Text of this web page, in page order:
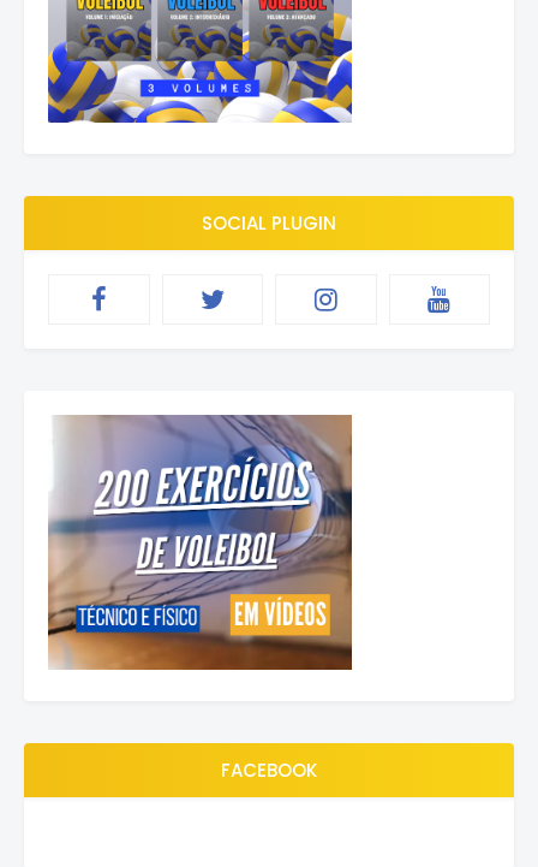
SOCIAL PLUGIN
FACEBOOK